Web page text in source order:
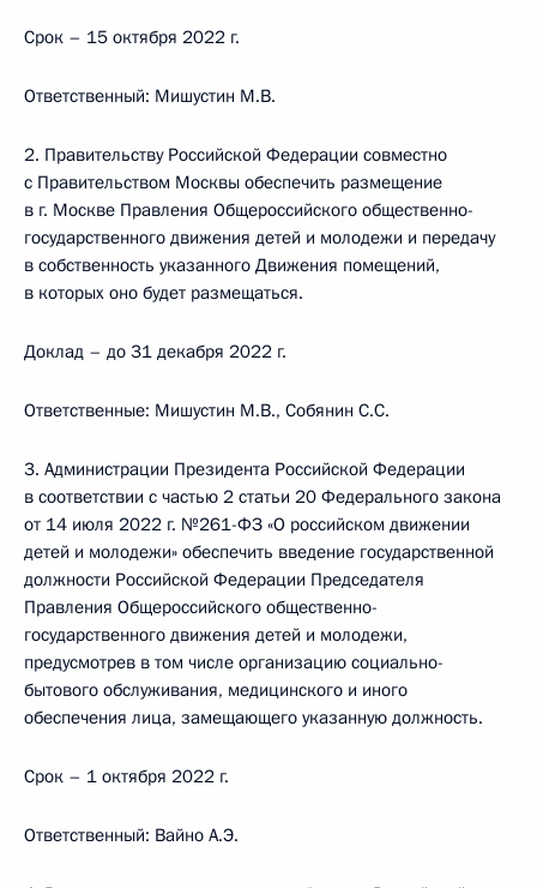
Срок – 15 октября 2022 г.
Ответственный: Мишустин М.В.
2. Правительству Российской Федерации совместно
с Правительством Москвы обеспечить размещение
в г. Москве Правления Общероссийского общественно-
государственного движения детей и молодежи и передачу
в собственность указанного Движения помещений,
в которых оно будет размещаться.
Доклад – до 31 декабря 2022 г.
Ответственные: Мишустин М.В., Собянин С.С.
3. Администрации Президента Российской Федерации
в соответствии с частью 2 статьи 20 Федерального закона
от 14 июля 2022 г. №261-ФЗ «О российском движении
детей и молодежи» обеспечить введение государственной
должности Российской Федерации Председателя
Правления Общероссийского общественно-
государственного движения детей и молодежи,
предусмотрев в том числе организацию социально-
бытового обслуживания, медицинского и иного
обеспечения лица, замещающего указанную должность.
Срок – 1 октября 2022 г.
Ответственный: Вайно А.Э.